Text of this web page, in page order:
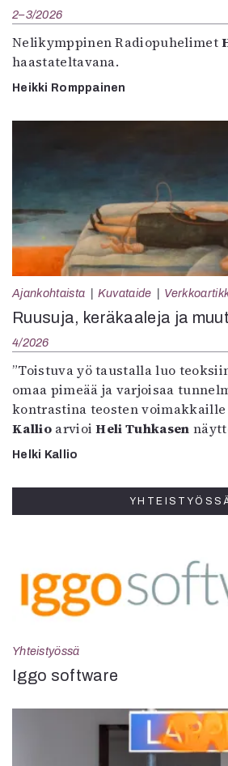
2–3/2026
Nelikymppinen Radiopuhelimet
haastateltavana.
Heikki Romppainen
Ajankohtaista Kuvataide
Ruusuja, keräkaaleja ja
4/2026
”Toistuva yö taustalla luo
omaa pimeää ja varjoisaa
kontrastina teosten
KallioarvioiHeli Tuhkasen
Helki Kallio
Yhteistyössä
Iggo software